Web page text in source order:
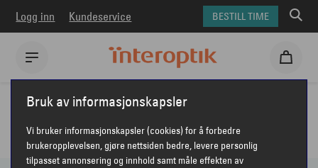
Logg inn Kundeservice BESTILL TIME
Interoptik Solbriller
ALLE SOLBRILLER HOS INTEROPTIK
Bruk av informasjonskapsler
Vi bruker informasjonskapsler (cookies) for å forbedre
brukeropplevelsen, gjøre nettsiden bedre, levere personlig
tilpasset annonsering og innhold samt måle effekten av